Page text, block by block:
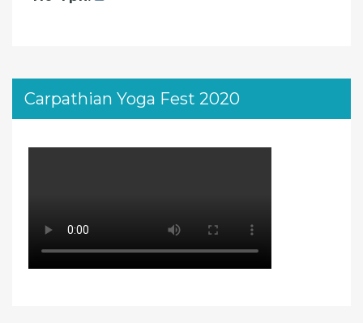
Carpathian Yoga Fest 2020